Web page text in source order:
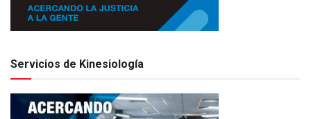
Servicios de Kinesiología